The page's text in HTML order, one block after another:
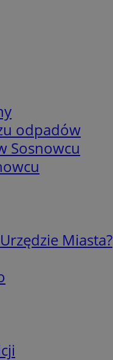
odpadów
Sosnowcu
Miasta?